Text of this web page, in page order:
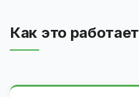
Как это работает